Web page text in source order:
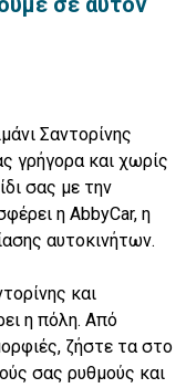
Σαντορίνης
γρήγορα και χωρίς
σας με την
η AbbyCar, η
αυτοκινήτων.
και
η πόλη. Από
ζήστε τα στο
σας ρυθμούς και